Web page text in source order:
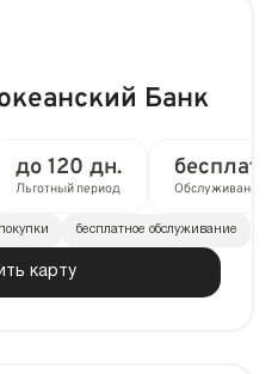
Банк
до 120 дн.
Льготный период Обслуживание
карту
бесплатное обслуживание